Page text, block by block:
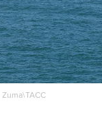
Zuma\ТАСС